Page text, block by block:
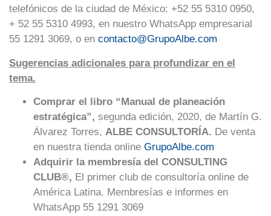
telefónicos de la ciudad de México: +52 55 5310 0950,
+ 52 55 5310 4993, en nuestro WhatsApp empresarial
55 1291 3069, o en contacto@GrupoAlbe.com
Sugerencias adicionales para profundizar en el
tema.
Comprar el libro “Manual de planeación
estratégica”, segunda edición, 2020, de Martín G.
Álvarez Torres, ALBE CONSULTORÍA. De venta
en nuestra tienda online GrupoAlbe.com
Adquirir la membresía del CONSULTING
CLUB®, El primer club de consultoría online de
América Latina. Membresías e informes en
WhatsApp 55 1291 3069